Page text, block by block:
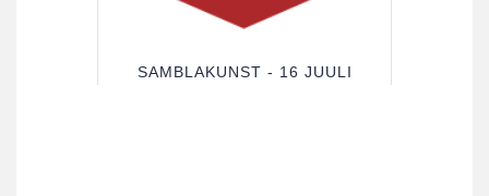
SAMBLAKUNST - 16 JUULI